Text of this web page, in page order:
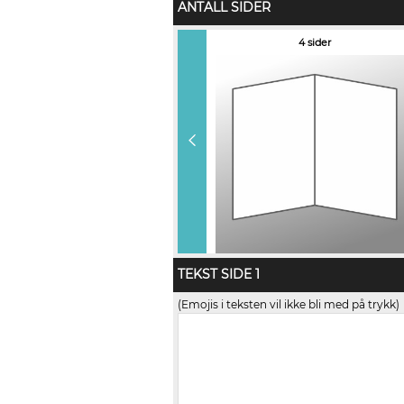
ANTALL SIDER
4 sider
TEKST SIDE 1
(Emojis i teksten vil ikke bli med på trykk)